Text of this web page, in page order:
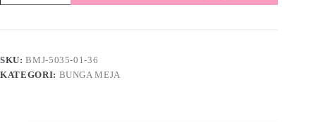
SKU:BMJ-5035-01-36
KATEGORI: BUNGA MEJA